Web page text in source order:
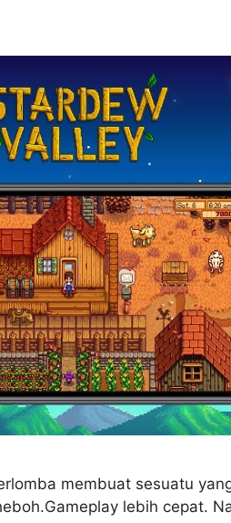
membuat sesuatu
lebih cepat.